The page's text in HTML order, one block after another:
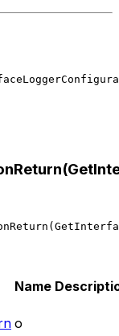
Name
o